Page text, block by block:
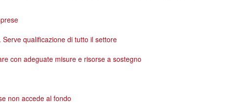
qualificazione di tutto il settore
con adeguate misure e risorse a sostegno
non accede al fondo